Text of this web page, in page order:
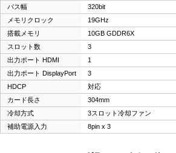
バス幅
320bit
メモリクロック
19GHz
搭載メモリ
10GB GDDR6X
スロット数
3
出力ポート HDMI
1
出力ポート DisplayPort
3
HDCP
対応
カード長さ
304mm
冷却方式
3スロット冷却ファン
補助電源入力
8pin x 3